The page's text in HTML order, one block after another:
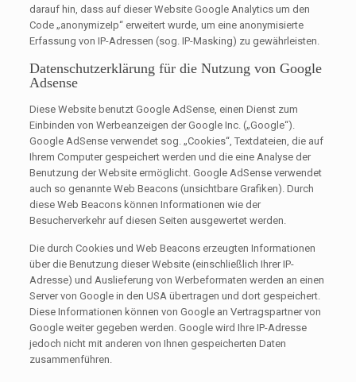
darauf hin, dass auf dieser Website Google Analytics um den
Code „anonymizeIp“ erweitert wurde, um eine anonymisierte
Erfassung von IP-Adressen (sog. IP-Masking) zu gewährleisten.
Datenschutzerklärung für die Nutzung von Google
Adsense
Diese Website benutzt Google AdSense, einen Dienst zum
Einbinden von Werbeanzeigen der Google Inc. („Google“).
Google AdSense verwendet sog. „Cookies“, Textdateien, die auf
Ihrem Computer gespeichert werden und die eine Analyse der
Benutzung der Website ermöglicht. Google AdSense verwendet
auch so genannte Web Beacons (unsichtbare Grafiken). Durch
diese Web Beacons können Informationen wie der
Besucherverkehr auf diesen Seiten ausgewertet werden.
Die durch Cookies und Web Beacons erzeugten Informationen
über die Benutzung dieser Website (einschließlich Ihrer IP-
Adresse) und Auslieferung von Werbeformaten werden an einen
Server von Google in den USA übertragen und dort gespeichert.
Diese Informationen können von Google an Vertragspartner von
Google weiter gegeben werden. Google wird Ihre IP-Adresse
jedoch nicht mit anderen von Ihnen gespeicherten Daten
zusammenführen.